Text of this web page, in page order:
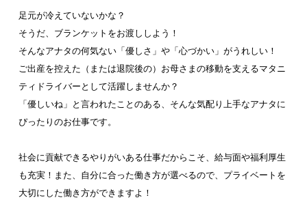
足元が冷えていないかな？
そうだ、ブランケットをお渡ししよう！
そんなアナタの何気ない「優しさ」や「心づかい」がうれしい！
ご出産を控えた（または退院後の）お母さまの移動を支えるマタニ
ティドライバーとして活躍しませんか？
「優しいね」と言われたことのある、そんな気配り上手なアナタに
ぴったりのお仕事です。
社会に貢献できるやりがいある仕事だからこそ、給与面や福利厚生
も充実！また、自分に合った働き方が選べるので、プライベートを
大切にした働き方ができますよ！